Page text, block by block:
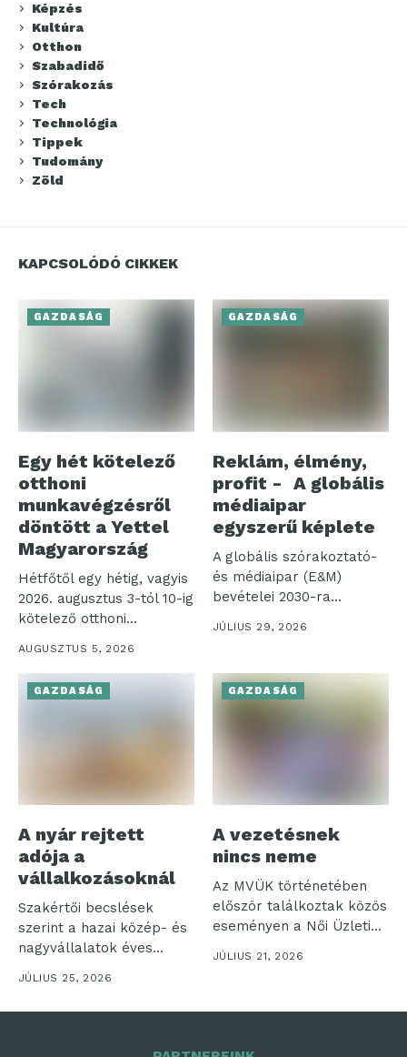
Képzés
Kultúra
Otthon
Szabadidő
Szórakozás
Tech
Technológia
Tippek
Tudomány
Zöld
KAPCSOLÓDÓ CIKKEK
GAZDASÁG
Egy hét kötelező
otthoni
munkavégzésről
döntött a Yettel
Magyarország
Hétfőtől egy hétig, vagyis
2026. augusztus 3-tól 10-ig
kötelező otthoni
AUGUSZTUS 5, 2026
GAZDASÁG
Reklám, élmény,
profit - A globális
médiaipar
egyszerű képlete
A globális szórakoztató-
és médiaipar (E&M)
bevételei 2030-ra
elérhetik a 4,2 ezer...
JÚLIUS 29, 2026
GAZDASÁG
A nyár rejtett
adója a
vállalkozásoknál
Szakértői becslések
szerint a hazai közép- és
nagyvállalatok éves
nyereségének akár
JÚLIUS 25, 2026
GAZDASÁG
A vezetésnek
nincs neme
Az MVÜK történetében
először találkoztak közös
eseményen a Női Üzleti
Klub és...
JÚLIUS 21, 2026